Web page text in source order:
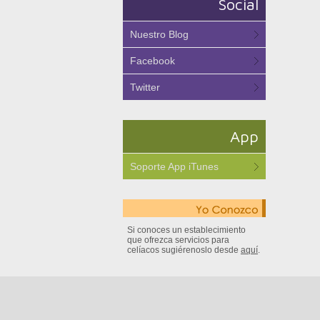
Social
Nuestro Blog
Facebook
Twitter
App
Soporte App iTunes
Si conoces un establecimiento
que ofrezca servicios para
celíacos sugiérenoslo desde aquí.